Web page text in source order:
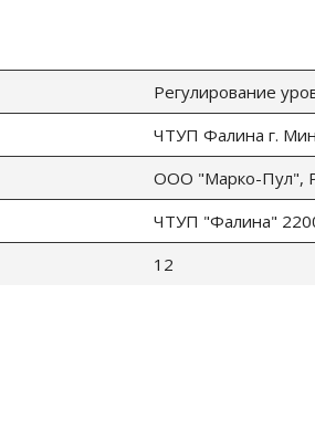
Регулирование
ЧТУП Фалина г.
ООО "Марко-Пул",
ЧТУП "Фалина"
12